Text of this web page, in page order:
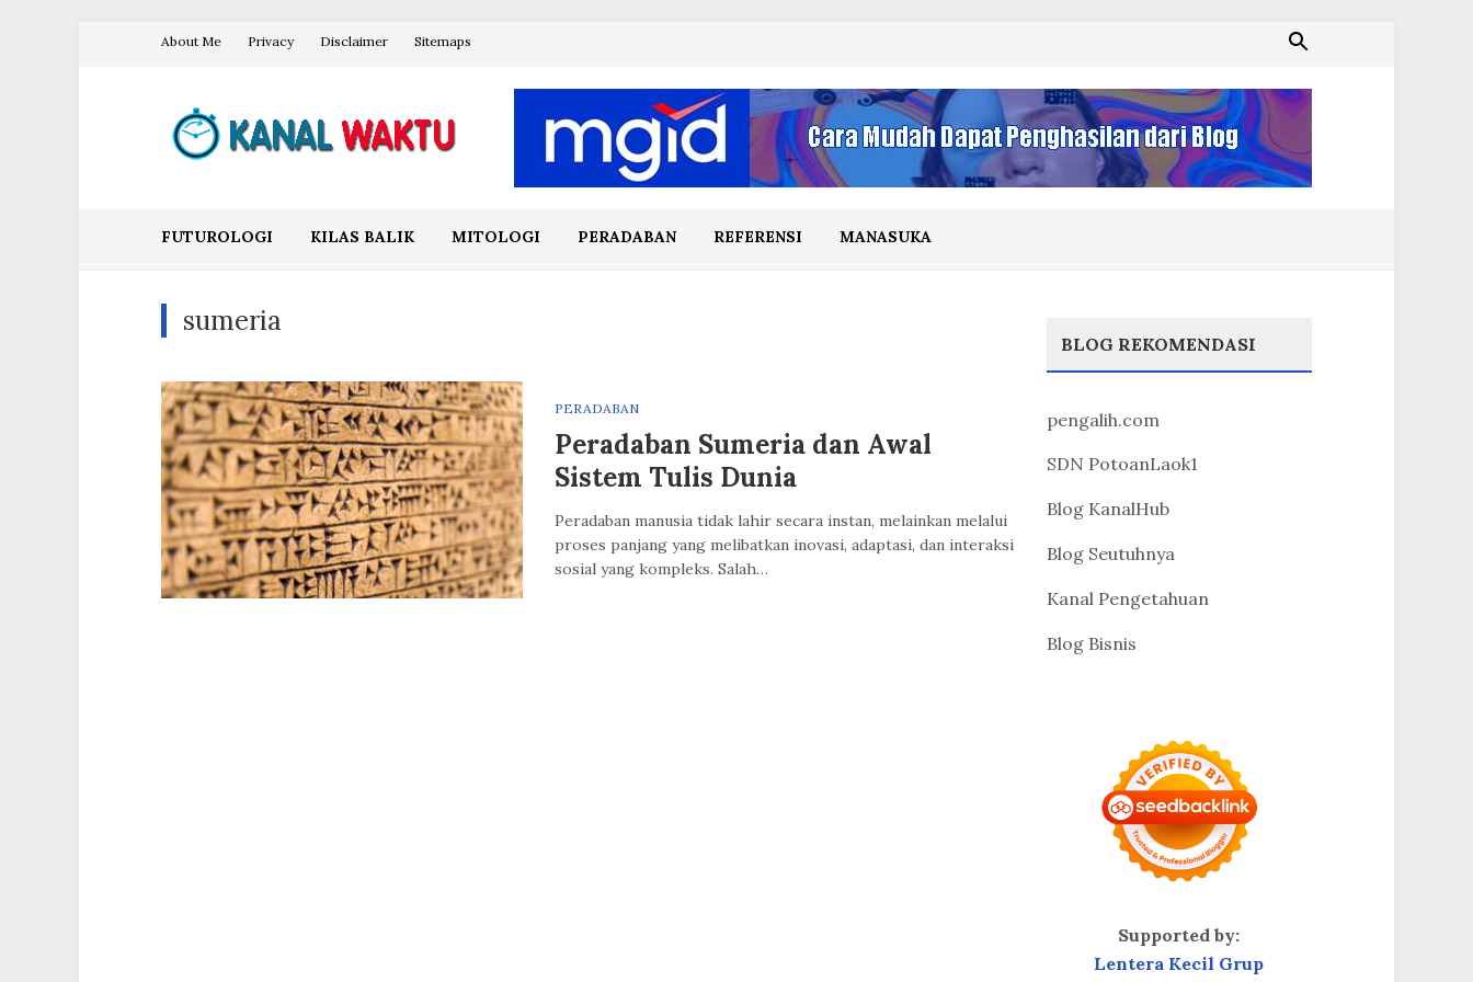
About Me Privacy Disclaimer Sitemaps
FUTUROLOGI KILAS BALIK MITOLOGI PERADABAN REFERENSI MANASUKA
sumeria
PERADABAN
Peradaban Sumeria dan Awal
Sistem Tulis Dunia
Peradaban manusia tidak lahir secara instan, melainkan melalui
proses panjang yang melibatkan inovasi, adaptasi, dan interaksi
sosial yang kompleks. Salah…
BLOG REKOMENDASI
pengalih.com
SDN PotoanLaok1
Blog KanalHub
Blog Seutuhnya
Kanal Pengetahuan
Blog Bisnis
Supported by:
Lentera Kecil Grup